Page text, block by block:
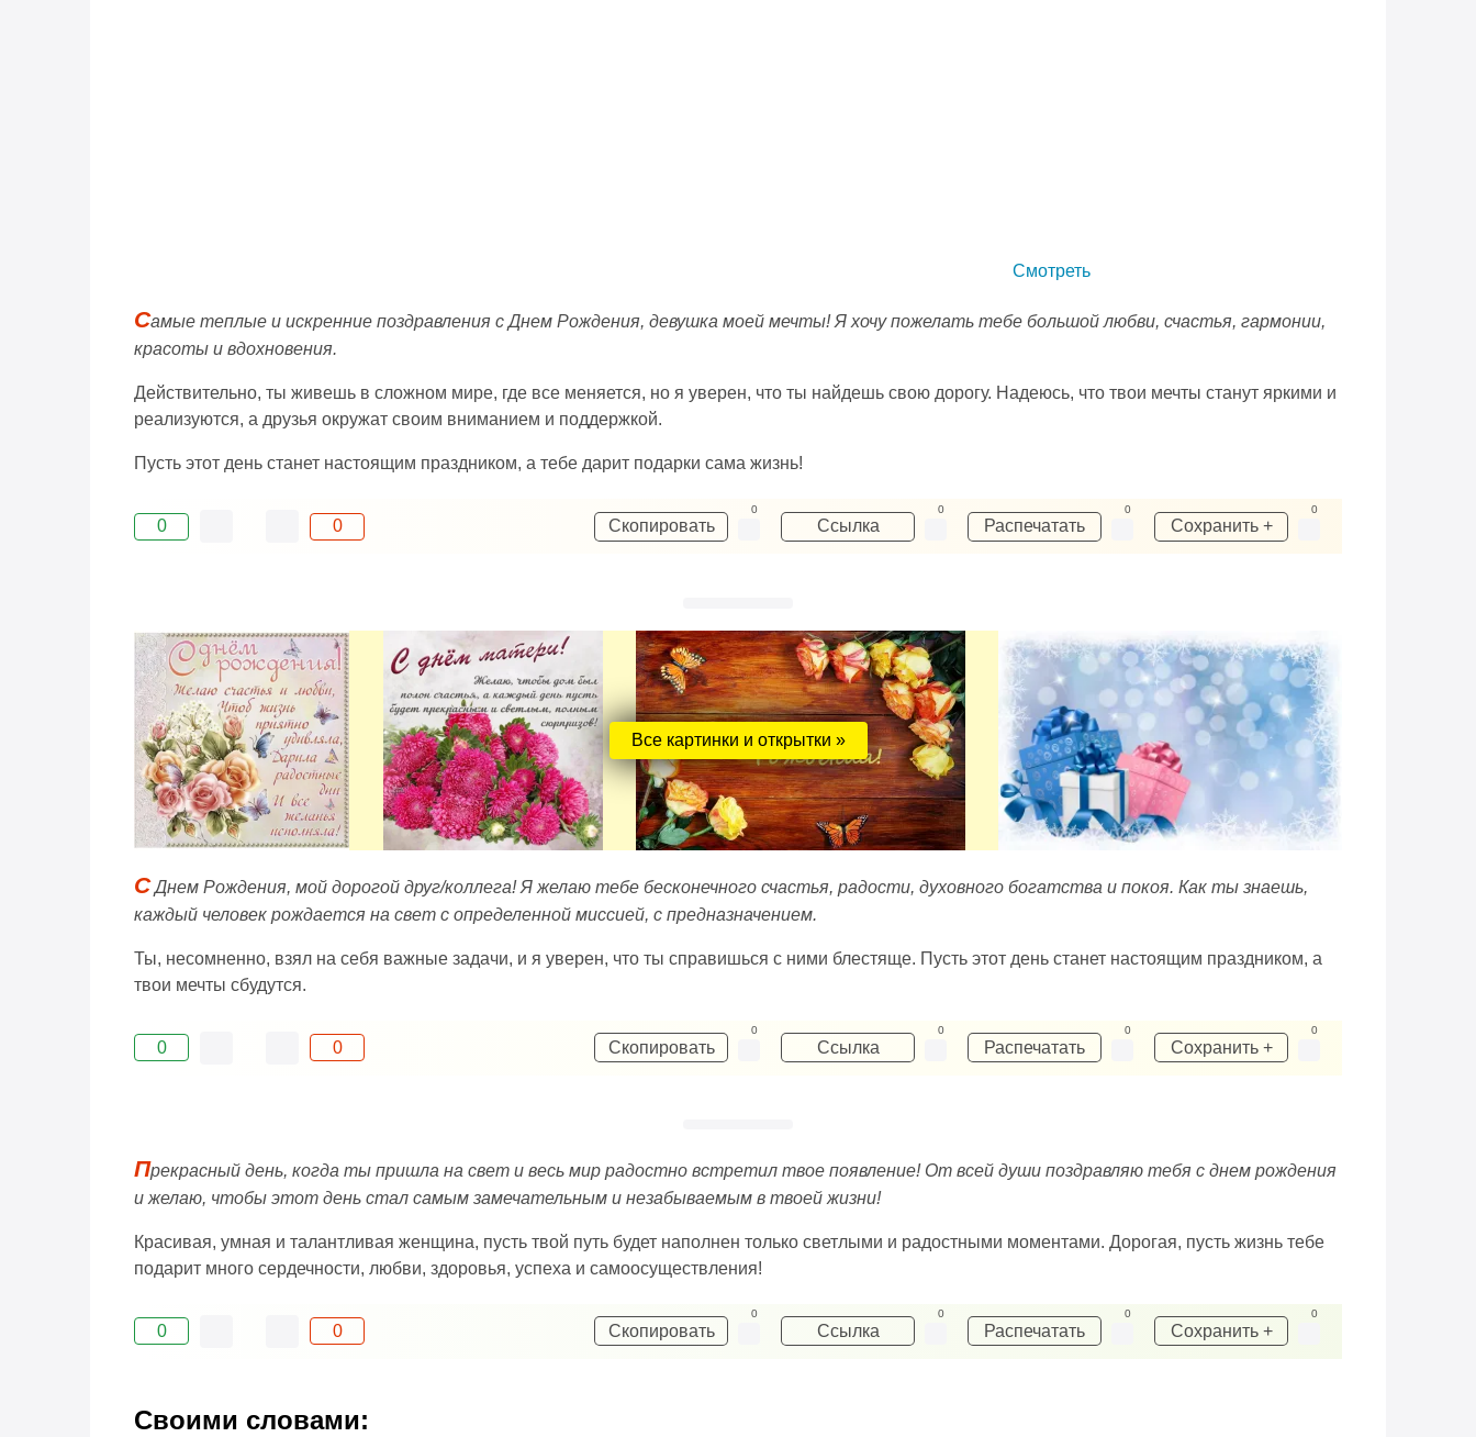
Смотреть
Самые теплые и искренние поздравления с Днем Рождения, девушка моей мечты! Я хочу пожелать тебе большой любви, счастья, гармонии,
красоты и вдохновения.
Действительно, ты живешь в сложном мире, где все меняется, но я уверен, что ты найдешь свою дорогу. Надеюсь, что твои мечты станут яркими и
реализуются, а друзья окружат своим вниманием и поддержкой.
Пусть этот день станет настоящим праздником, а тебе дарит подарки сама жизнь!
0 0 Скопировать
0
Ссылка
0
Распечатать
0
Сохранить +
0
Все картинки и открытки »
СДнем Рождения, мой дорогой друг/коллега! Я желаю тебе бесконечного счастья, радости, духовного богатства и покоя. Как ты знаешь,
каждый человек рождается на свет с определенной миссией, с предназначением.
Ты, несомненно, взял на себя важные задачи, и я уверен, что ты справишься с ними блестяще. Пусть этот день станет настоящим праздником, а
твои мечты сбудутся.
0 0 Скопировать
0
Ссылка
0
Распечатать
0
Сохранить +
0
Прекрасный день, когда ты пришла на свет и весь мир радостно встретил твое появление! От всей души поздравляю тебя с днем рождения
и желаю, чтобы этот день стал самым замечательным и незабываемым в твоей жизни!
Красивая, умная и талантливая женщина, пусть твой путь будет наполнен только светлыми и радостными моментами. Дорогая, пусть жизнь тебе
подарит много сердечности, любви, здоровья, успеха и самоосуществления!
0 0 Скопировать
0
Ссылка
0
Распечатать
0
Сохранить +
0
Своими словами: